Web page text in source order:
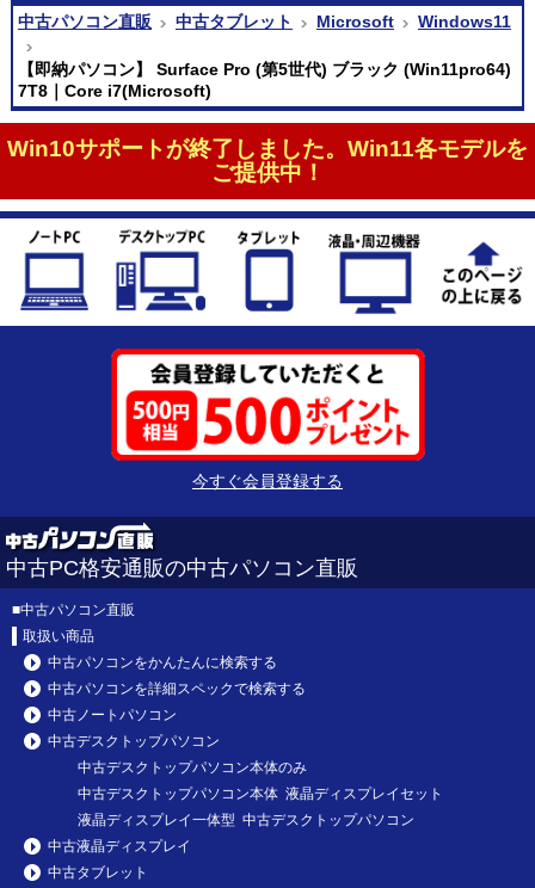
中古パソコン直販
中古タブレット Microsoft Windows11
【即納パソコン】 Surface Pro (第5世代) ブラック (Win11pro64)
7T8｜Core i7(Microsoft)
Win10サポートが終了しました。Win11各モデルを
ご提供中！
今すぐ会員登録する
中古PC格安通販の中古パソコン直販
■中古パソコン直販
取扱い商品
中古パソコンをかんたんに検索する
中古パソコンを詳細スペックで検索する
中古ノートパソコン
中古デスクトップパソコン
中古デスクトップパソコン本体のみ
中古デスクトップパソコン本体 液晶ディスプレイセット
液晶ディスプレイ一体型 中古デスクトップパソコン
中古液晶ディスプレイ
中古タブレット